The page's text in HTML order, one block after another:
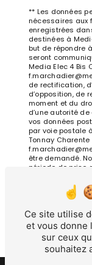
** Les données
nécessaires aux
enregistrées
destinées à
but de répondre
seront
Media Elec 4 Bis
de rectification,
d’opposition, de
moment et du
d’une autorité
vos données
par voie postale
Tonnay
être demandé.
période de prise
prescription
contentieux.
d'opposition au
plus
Ce site utilise
et vous donne
sur ceux
souhaitez